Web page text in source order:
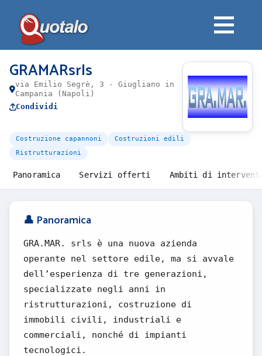
GRAMARsrls
via Emilio Segrè, 3 - Giugliano in
Campania (Napoli)
Condividi
Costruzione capannoni
Costruzioni edili
Ristrutturazioni
Panoramica Servizi offerti Ambiti di
👤 Panoramica
GRA.MAR. srls è una nuova azienda
operante nel settore edile, ma si avvale
dell’esperienza di tre generazioni,
specializzate negli anni in
ristrutturazioni, costruzione di
immobili civili, industriali e
commerciali, nonché di impianti
tecnologici.